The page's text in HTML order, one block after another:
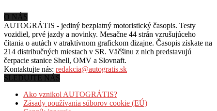
O NÁS
AUTOGRÁTIS - jediný bezplatný motoristický časopis. Testy
vozidiel, prvé jazdy a novinky. Mesačne 44 strán vzrušujúceho
čítania o autách v atraktívnom grafickom dizajne. Časopis získate na
214 distribučných miestach v SR. Väčšinu z nich predstavujú
čerpacie stanice Shell, OMV a Slovnaft.
Kontaktujte nás: redakcia@autogratis.sk
SLEDUJTE NÁS
Ako vznikol AUTOGRÁTIS?
Zásady používania súborov cookie (EÚ)